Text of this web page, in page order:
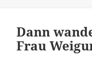
Dann
Frau